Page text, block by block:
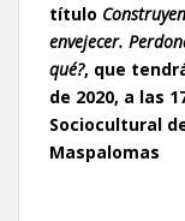
título
envejecer.
qué?, que
de 2020, a las
Sociocultural
Maspalomas